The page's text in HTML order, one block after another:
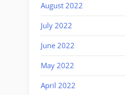
August 2022
July 2022
June 2022
May 2022
April 2022